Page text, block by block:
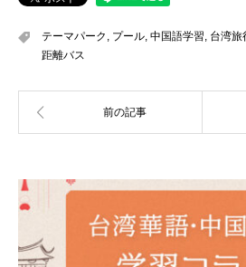
テーマパーク , プール, 中国語学習, 台湾旅
距離バス